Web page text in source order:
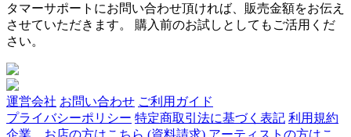
タマーサポートにお問い合わせ頂ければ、販売金額をお伝え
させていただきます。 購入前のお試しとしてもご活用くだ
さい。
運営会社 お問い合わせ ご利用ガイド
プライバシーポリシー 特定商取引法に基づく表記 利用規約
企業、お店の方はこちら (資料請求) アーティストの方はこ